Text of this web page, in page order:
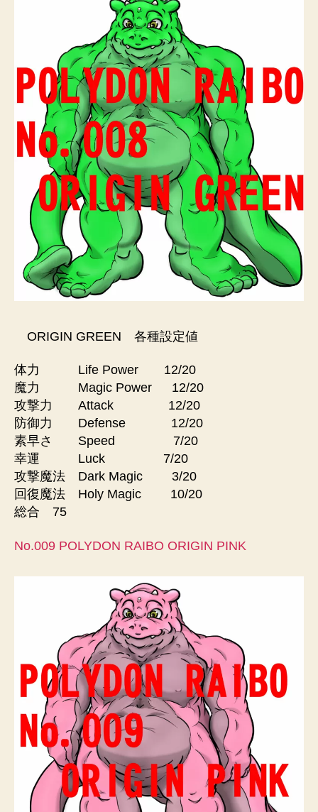
ORIGIN GREEN 各種設定値
体力 Life Power 12/20
魔力 Magic Power 12/20
攻撃力 Attack 12/20
防御力 Defense 12/20
素早さ Speed 7/20
幸運 Luck 7/20
攻撃魔法 Dark Magic 3/20
回復魔法 Holy Magic 10/20
総合 75
No.009 POLYDON RAIBO ORIGIN PINK